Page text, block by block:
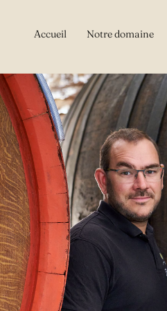
Accueil Notre domaine